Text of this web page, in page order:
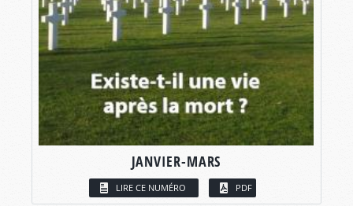
JANVIER-MARS
LIRE CE NUMÉRO PDF